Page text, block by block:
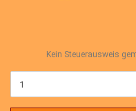
Kein Steuerausweis